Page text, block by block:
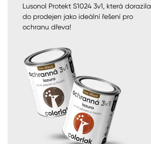
Lusonol Protekt S1024 3v1, která dorazila
do prodejen jako ideální řešení pro
ochranu dřeva!